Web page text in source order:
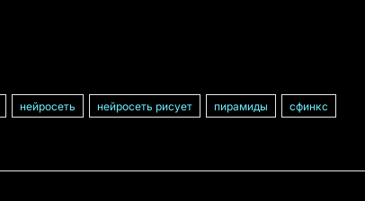
нейросеть нейросеть рисует пирамиды
сфинкс